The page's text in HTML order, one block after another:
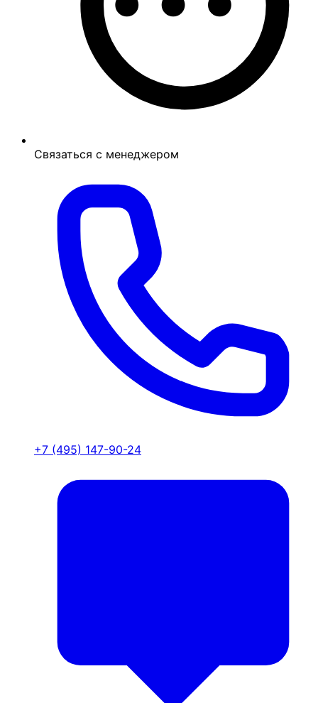
Связаться с менеджером
+7 (495) 147-90-24